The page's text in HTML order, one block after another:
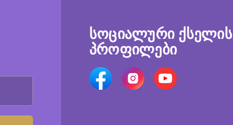
სოციალური ქსელის
პროფილები